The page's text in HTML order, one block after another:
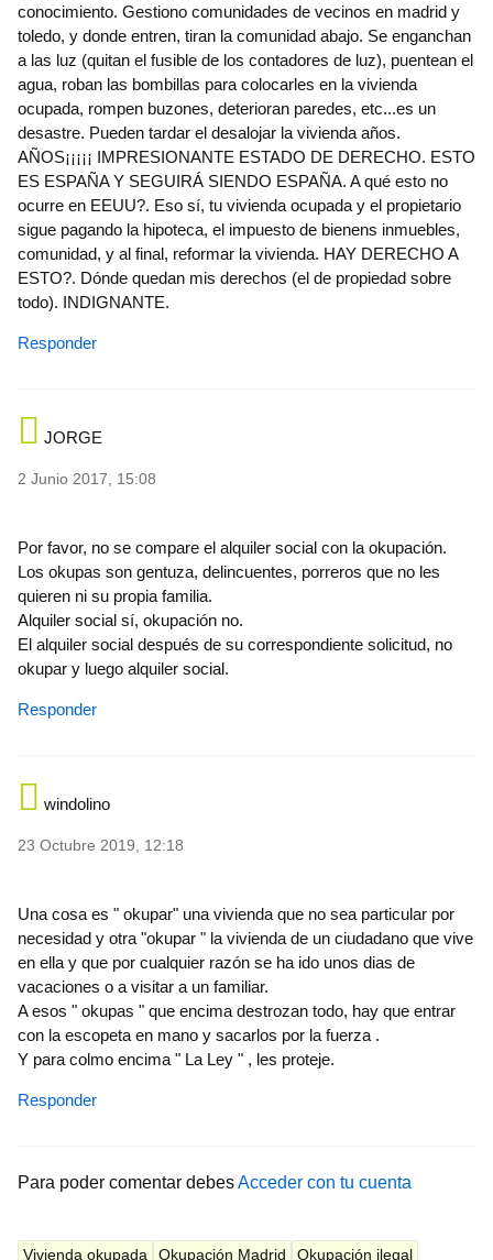
conocimiento. Gestiono comunidades de vecinos en madrid y
toledo, y donde entren, tiran la comunidad abajo. Se enganchan
a las luz (quitan el fusible de los contadores de luz), puentean el
agua, roban las bombillas para colocarles en la vivienda
ocupada, rompen buzones, deterioran paredes, etc...es un
desastre. Pueden tardar el desalojar la vivienda años.
AÑOS¡¡¡¡¡ IMPRESIONANTE ESTADO DE DERECHO. ESTO
ES ESPAÑA Y SEGUIRÁ SIENDO ESPAÑA. A qué esto no
ocurre en EEUU?. Eso sí, tu vivienda ocupada y el propietario
sigue pagando la hipoteca, el impuesto de bienens inmuebles,
comunidad, y al final, reformar la vivienda. HAY DERECHO A
ESTO?. Dónde quedan mis derechos (el de propiedad sobre
todo). INDIGNANTE.
Responder
JORGE
2 Junio 2017, 15:08
Por favor, no se compare el alquiler social con la okupación.
Los okupas son gentuza, delincuentes, porreros que no les
quieren ni su propia familia.
Alquiler social sí, okupación no.
El alquiler social después de su correspondiente solicitud, no
okupar y luego alquiler social.
Responder
windolino
23 Octubre 2019, 12:18
Una cosa es " okupar" una vivienda que no sea particular por
necesidad y otra "okupar " la vivienda de un ciudadano que vive
en ella y que por cualquier razón se ha ido unos dias de
vacaciones o a visitar a un familiar.
A esos " okupas " que encima destrozan todo, hay que entrar
con la escopeta en mano y sacarlos por la fuerza .
Y para colmo encima " La Ley " , les proteje.
Responder
Para poder comentar debesAcceder con tu cuenta
Vivienda okupada Okupación Madrid Okupación ilegal